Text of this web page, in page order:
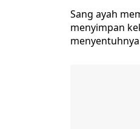
Sang ayah
menyimpan